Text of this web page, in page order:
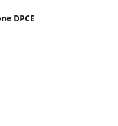
DPCE